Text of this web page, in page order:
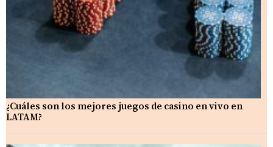
¿Cuáles son los mejores juegos de casino en vivo en
LATAM?